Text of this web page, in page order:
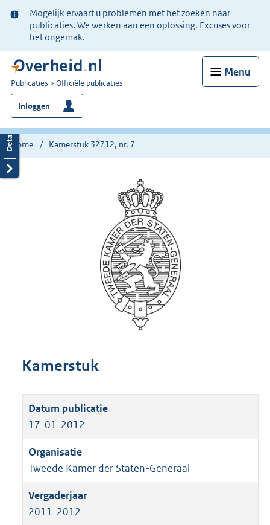
Ter
informatie:
Mogelijk ervaart u problemen met het zoeken naar
publicaties. We werken aan een oplossing. Excuses voor
het ongemak.
Menu
U
bent
nu
hier:
Publicaties Officiële publicaties
Inloggen
Home Kamerstuk 32712, nr. 7
Kamerstuk
17-01-2012
Tweede Kamer der Staten-Generaal
2011-2012